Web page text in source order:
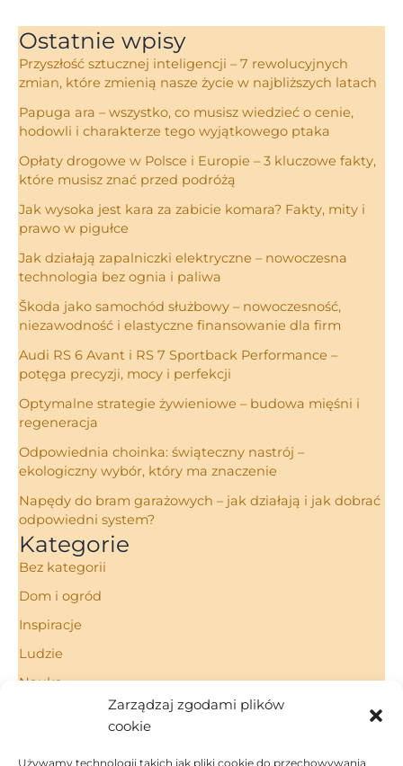
Zarządzaj zgodami plików
cookie
Używamy technologii takich jak pliki cookie do przechowywania
Ostatnie wpisy
Przyszłość sztucznej inteligencji – 7 rewolucyjnych
zmian, które zmienią nasze życie w najbliższych latach
Papuga ara – wszystko, co musisz wiedzieć o cenie,
hodowli i charakterze tego wyjątkowego ptaka
Opłaty drogowe w Polsce i Europie – 3 kluczowe fakty,
które musisz znać przed podróżą
Jak wysoka jest kara za zabicie komara? Fakty, mity i
prawo w pigułce
Jak działają zapalniczki elektryczne – nowoczesna
technologia bez ognia i paliwa
Škoda jako samochód służbowy – nowoczesność,
niezawodność i elastyczne finansowanie dla firm
Audi RS 6 Avant i RS 7 Sportback Performance –
potęga precyzji, mocy i perfekcji
Optymalne strategie żywieniowe – budowa mięśni i
regeneracja
Odpowiednia choinka: świąteczny nastrój –
ekologiczny wybór, który ma znaczenie
Napędy do bram garażowych – jak działają i jak dobrać
odpowiedni system?
Kategorie
Bez kategorii
Dom i ogród
Inspiracje
Ludzie
Nauka